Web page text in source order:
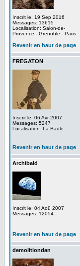
Inscrit le: 19 Sep 2016
Messages: 13615
Localisation: Salon-de-
Provence - Grenoble - Paris
Revenir en haut de page
FREGATON
Inscrit le: 06 Avr 2007
Messages: 5247
Localisation: La Baule
Revenir en haut de page
Archibald
Inscrit le: 04 Aoû 2007
Messages: 12054
Revenir en haut de page
demolitiondan